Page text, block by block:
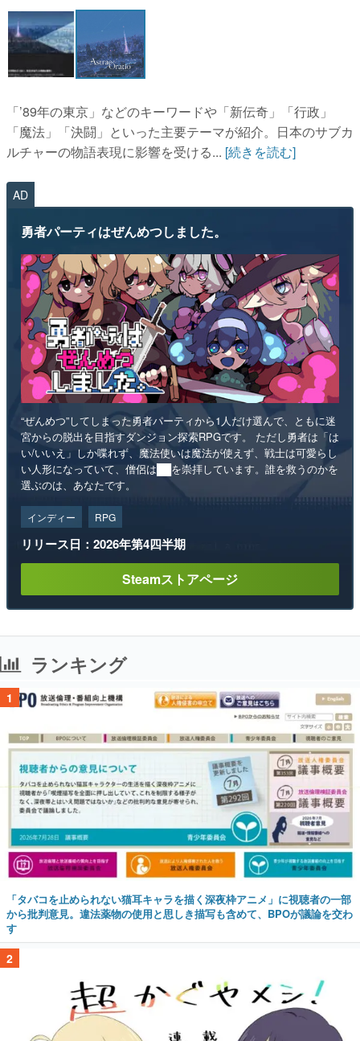
女性向け
アプリレビュー
その他
電ファミニコゲーマーとは？
運営：株式会社マレ
「’89年の東京」などのキーワードや「新伝奇」「行政」
「魔法」「決闘」といった主要テーマが紹介。日本のサブカ
ルチャーの物語表現に影響を受ける... [続きを読む]
AD
勇者パーティはぜんめつしました。
“ぜんめつ”してしまった勇者パーティから1人だけ選んで、ともに迷
宮からの脱出を目指すダンジョン探索RPGです。 ただし勇者は「は
い/いいえ」しか喋れず、魔法使いは魔法が使えず、戦士は可愛らし
い人形になっていて、僧侶は██を崇拝しています。誰を救うのかを
選ぶのは、あなたです。
インディー RPG
リリース日：2026年第4四半期
Steamストアページ
ランキング
1
「タバコを止められない猫耳キャラを描く深夜枠アニメ」に視聴者の一部
から批判意見。違法薬物の使用と思しき描写も含めて、BPOが議論を交わ
す
2